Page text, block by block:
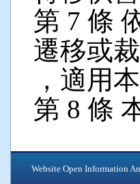
第 7 條
遷移或
，適用
第 8 條
Website Open Information